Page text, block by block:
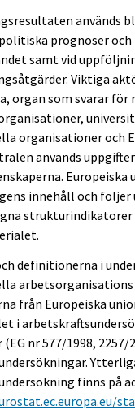
används
prognoser
samt vid
Viktiga
organ som svarar
organisationer och
används
innehåll och
definitionerna i
från Europeiska
i
nr 577/1998, 2257/
finns på